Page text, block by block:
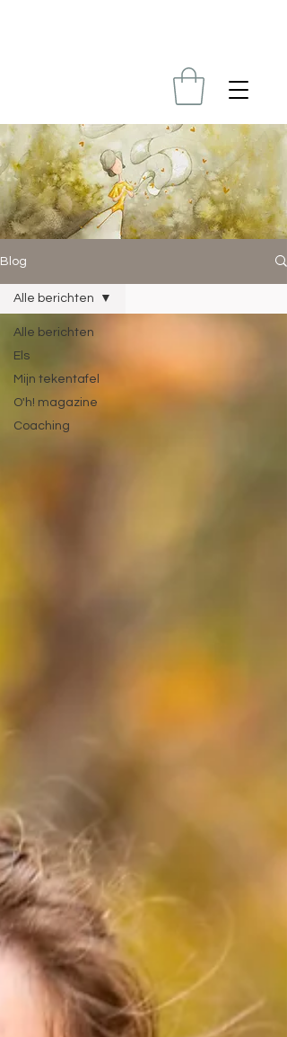
Blog
Alle berichten
Els
Mijn tekentafel
O'h! magazine
Coaching
Alle berichten